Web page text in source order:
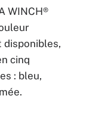
WINCH®
cinq
: bleu,